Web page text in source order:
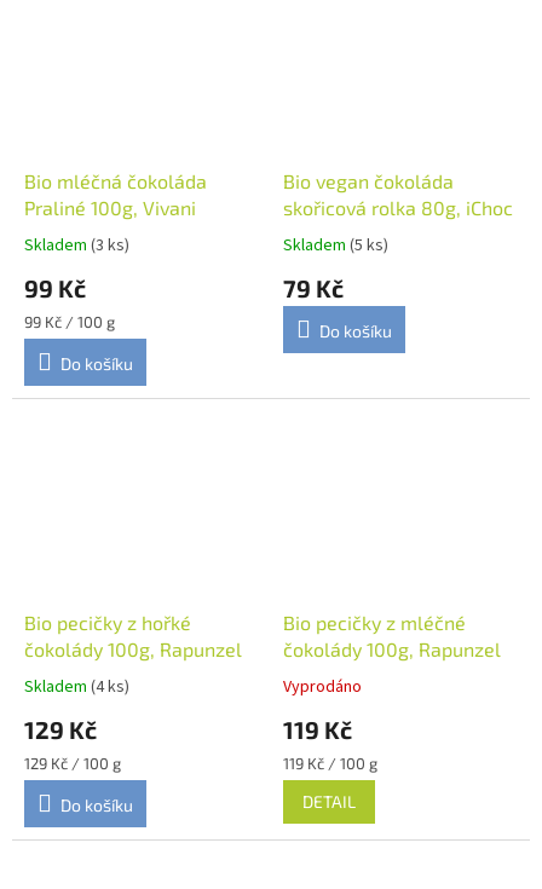
Bio mléčná čokoláda
Praliné 100g, Vivani
Skladem (3 ks)
99 Kč
Měrná
cena:
99 Kč / 100 g
Do košíku
Bio vegan čokoláda
skořicová rolka 80g, iChoc
Skladem (5 ks)
79 Kč
Do košíku
Bio pecičky z hořké
čokolády 100g, Rapunzel
Skladem (4 ks)
129 Kč
Měrná
cena:
129 Kč / 100 g
Do košíku
Bio pecičky z mléčné
čokolády 100g, Rapunzel
Vyprodáno
119 Kč
Měrná
cena:
119 Kč / 100 g
DETAIL